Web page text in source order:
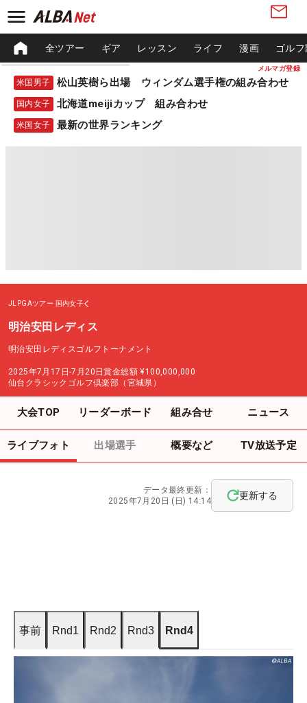
メルマガ登録
全ツアー ギア レッスン ライフ 漫画 ゴル
米国男子 松山英樹ら出場 ウィンダム選手権の組み合わせ
国内女子 北海道meijiカップ 組み合わせ
米国女子 最新の世界ランキング
JLPGAツアー 国内女子
明治安田レディス
明治安田レディスゴルフトーナメント
2025年7月17日-7月20日賞金総額 ¥100,000,000
仙台クラシックゴルフ倶楽部（宮城県）
大会TOP リーダーボード 組み合せ ニュース
ライブフォト 出場選手 概要など TV放送予定
データ最終更新：
2025年7月20日 (日) 14:14
更新する
事前 Rnd1 Rnd2 Rnd3 Rnd4